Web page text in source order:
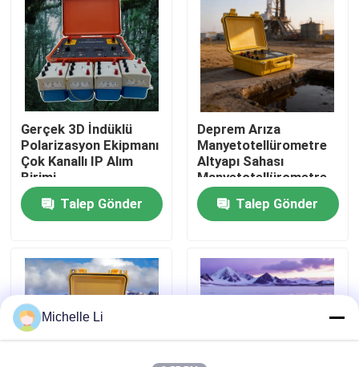
Hakkımızda
Fabrika turu
Kalite kontrol
Bize ulaşın
Teklif isteği
Jeofizik Arama Aleti
Jeofizik Direnç Ölçer
Gerçek 3D İndüklü
Polarizasyon Ekipmanı
Çok Kanallı IP Alım
Birimi
Talep Gönder
Deprem Arıza
Manyetotellürometre
Altyapı Sahası
Manyetotellürometre
Talep Gönder
Michelle Li